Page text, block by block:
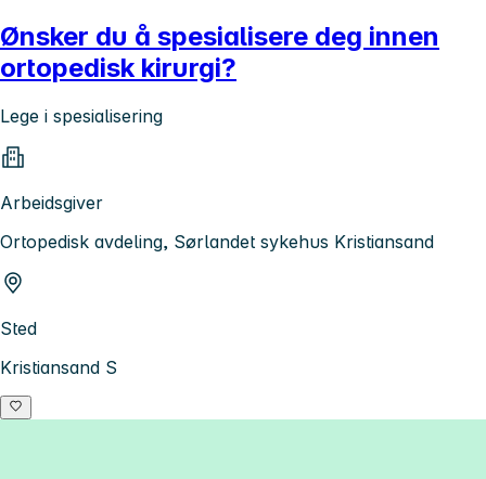
Ønsker du å spesialisere deg innen
ortopedisk kirurgi?
Lege i spesialisering
Arbeidsgiver
Ortopedisk avdeling, Sørlandet sykehus Kristiansand
Sted
Kristiansand S